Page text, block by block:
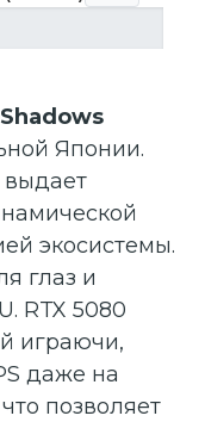
Японии.
экосистемы.
глаз и
RTX 5080
играючи,
даже на
позволяет